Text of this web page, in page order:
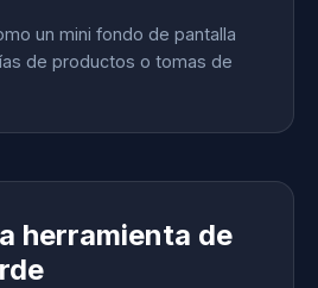
un mini fondo de pantalla
de productos o tomas de
herramienta de